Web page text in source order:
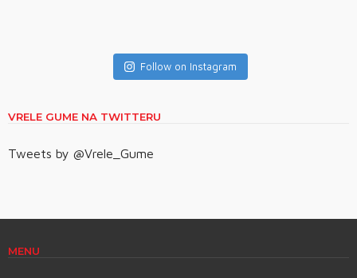
Follow on Instagram
VRELE GUME NA TWITTERU
Tweets by @Vrele_Gume
MENU